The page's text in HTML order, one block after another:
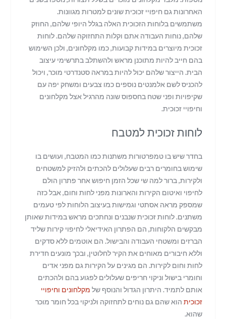
האחרונות גם חיפויי זכוכית שונים למטרות מגוונות.
משתמשים בלוחות הזכוכית האלה בגלל היופי שלהם, החוזק
שלהם, נוחות העבודה אתם וקלות התחזוקה שלהם. לוחות
זכוכית מיוצרים במידות קבועות, כמו מקלחונים, ולכן השימוש
בהם חייב להיות מתוכנן מראש ולהשתלב בתרשימי עיצוב
הבית. הייצור שלהם יכול להיות במראה סטנדרטי מוכר, ויכול
להכניס לשם אלמנטים נוספים כמו צבעים ומשחק יפה עם
שקיפויות ופני שטח בחספוס שונה מהרגיל אצל מקלחונים
וחיפויי זכוכית.
לוחות זכוכית למטבח
בחדר שיש בו טמפרטורות משתנות כמו המטבח, ועושים בו
שימוש בחומרים רבים שעלולים להכתים ולהזיק למשטחים
ולקירות, ברור למה שי שכל הזמן חיפוש אחר פתרון הולם
לחיפוי ואיטום הקירות והארונות מפני לחות וחום, אבל כזה
שמספק מראה אסתטי וגמישות בעיצוב הלוחות לפי טעמים
משתנים. לוחות זכוכית שנבנים ונחתכים מראש במידות שאותן
מבקשים הלקוחות, הם הפתרון האידיאלי לחיפוי קירות שליד
הברזים ומשטחי העבודה והבישול. הם אוטמים ללא סדקים
וללא חיבורים מאוחים את הקיר לחלוטין, ובכך מונעים חדירת
לחות וחום לקירות. הם מגינים על הקירות גם מפני אדים
וחומרי בישול וניקוי חריפים שעלולים לפגוע בהם ולהכתים
אותם לתמיד. היתרון הגדול והנוסף של מקלחונים וחיפויי
זכוכית הוא שהם גם נוחים לתחזוקה ולניקוי בכל חומר מוכר
שהוא.